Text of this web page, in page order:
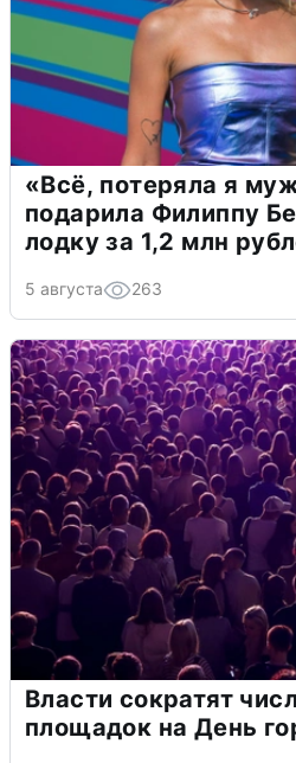
«Всё, потеряла я
подарила Филиппу
лодку за 1,2 млн
5 августа 263
Власти сократят
площадок на День